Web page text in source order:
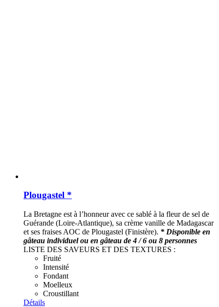
Plougastel *
La Bretagne est à l’honneur avec ce sablé à la fleur de sel de
Guérande (Loire-Atlantique), sa crème vanille de Madagascar
et ses fraises AOC de Plougastel (Finistère). * Disponible en
gâteau individuel ou en gâteau de 4 / 6 ou 8 personnes
LISTE DES SAVEURS ET DES TEXTURES :
Fruité
Intensité
Fondant
Moelleux
Croustillant
Détails